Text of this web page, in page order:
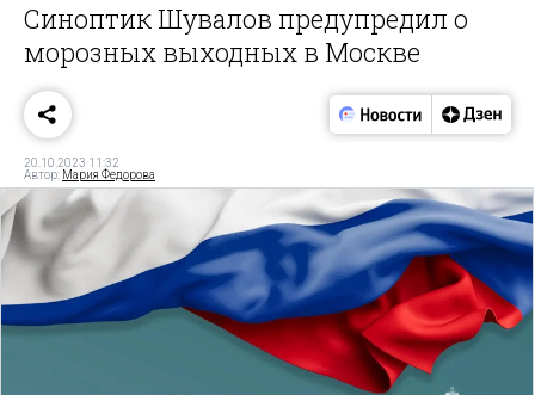
Синоптик Шувалов предупредил о
морозных выходных в Москве
20.10.2023 11:32
Автор: Мария Федорова